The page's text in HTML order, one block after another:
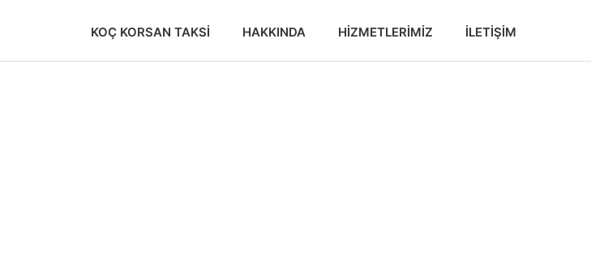
KOÇ KORSAN TAKSI HAKKINDA HIZMETLERIMIZ İLETIŞIM